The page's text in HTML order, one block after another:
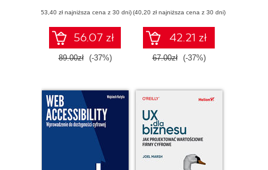
(53,40 zł najniższa cena z 30 dni)
56.07 zł
89.00zł (-37%)
użytkownika.
Wydanie III
(40,20 zł najniższa cena z 30 dni)
42.21 zł
67.00zł (-37%)